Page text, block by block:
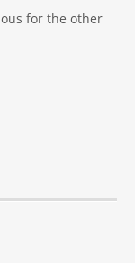
for the other